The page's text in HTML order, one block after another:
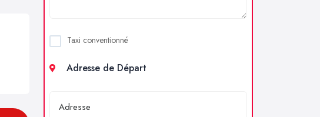
Taxi conventionné
Adresse de Départ